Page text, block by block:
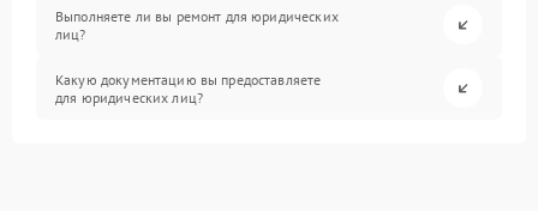
Выполняете ли вы ремонт для юридических
лиц?
Какую документацию вы предоставляете
для юридических лиц?